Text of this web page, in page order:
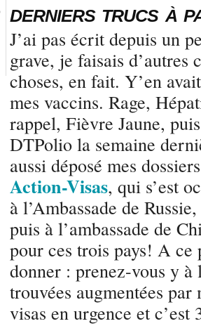
DERNIERS TRUCS À
J’ai pas écrit depuis un
grave, je faisais d’autres
choses, en fait. Y’en
mes vaccins. Rage,
rappel, Fièvre Jaune,
DTPolio la semaine
aussi déposé mes
Action-Visas, qui s’est
à l’Ambassade de
puis à l’ambassade de
pour ces trois pays! A ce
donner : prenez-vous y à
trouvées augmentées
visas en urgence et